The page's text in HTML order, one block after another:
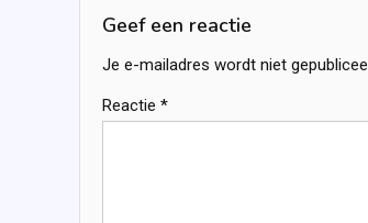
Geef een reactie
Je e-mailadres wordt niet
Reactie *